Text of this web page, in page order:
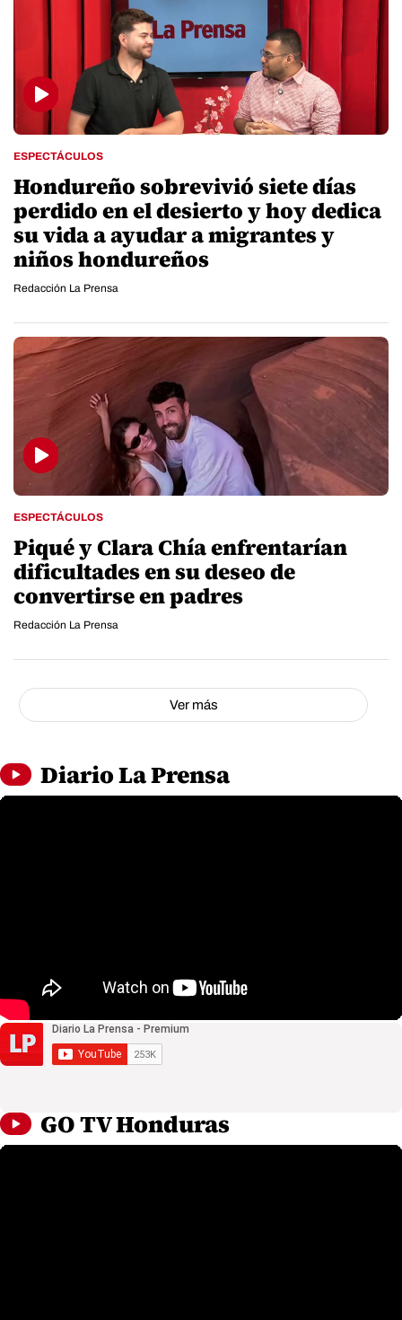
ESPECTÁCULOS
Hondureño sobrevivió siete días
perdido en el desierto y hoy dedica
su vida a ayudar a migrantes y
niños hondureños
Redacción La Prensa
ESPECTÁCULOS
Piqué y Clara Chía enfrentarían
dificultades en su deseo de
convertirse en padres
Redacción La Prensa
Ver más
Diario La Prensa
GO TV Honduras